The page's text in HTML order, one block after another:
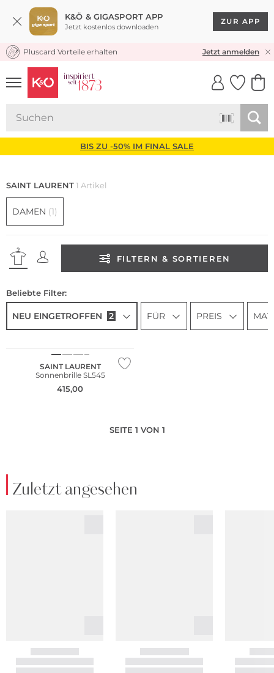
K&Ö & GIGASPORT APP
Jetzt kostenlos downloaden
ZUR APP
KOSTENLOSER VERSAND* & RÜCKVERSAND
Pluscard Vorteile erhalten Jetzt anmelden
UNSERE APP
CLICK &
BIS ZU -50% IM FINAL SALE
SAINT LAURENT1 Artikel
DAMEN (1)
FILTERN & SORTIEREN
Beliebte Filter:
NEU EINGETROFFEN 2 FÜR PREIS
SAINT LAURENT
Sonnenbrille SL545
415,00
SEITE 1 VON 1
Zuletzt angesehen